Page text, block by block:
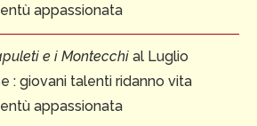
appassionata
e i Montecchi al Luglio
: giovani talenti ridanno vita
appassionata